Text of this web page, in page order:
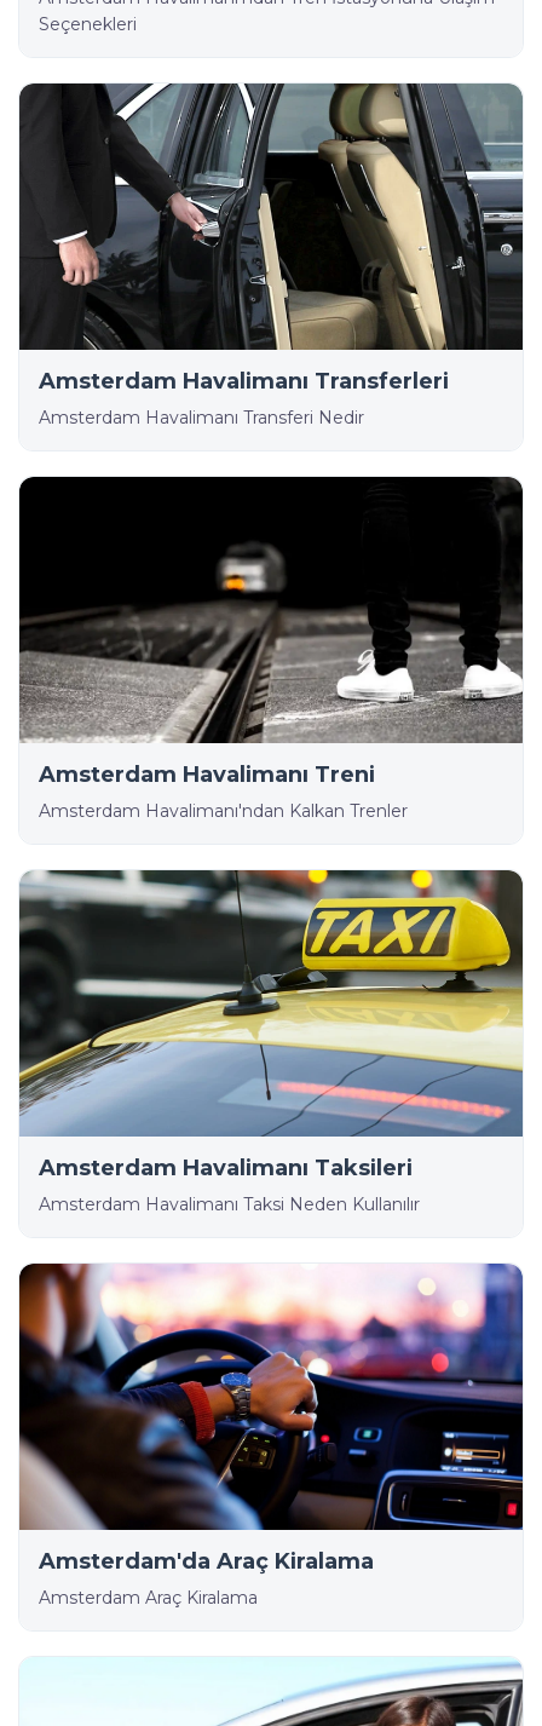
Seçenekleri
Amsterdam Havalimanı Transferleri
Amsterdam Havalimanı Transferi Nedir
Amsterdam Havalimanı Treni
Amsterdam Havalimanı'ndan Kalkan Trenler
Amsterdam Havalimanı Taksileri
Amsterdam Havalimanı Taksi Neden Kullanılır
Amsterdam'da Araç Kiralama
Amsterdam Araç Kiralama